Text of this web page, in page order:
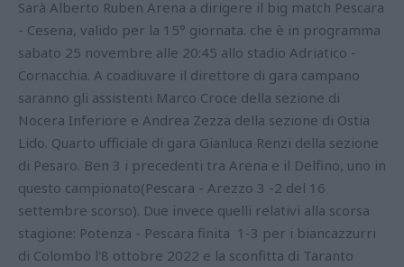
Sarà Alberto Ruben Arena a dirigere il big match Pescara
- Cesena, valido per la 15° giornata. che è in programma
sabato 25 novembre alle 20:45 allo stadio Adriatico -
Cornacchia. A coadiuvare il direttore di gara campano
saranno gli assistenti Marco Croce della sezione di
Nocera Inferiore e Andrea Zezza della sezione di Ostia
Lido. Quarto ufficiale di gara Gianluca Renzi della sezione
di Pesaro. Ben 3 i precedenti tra Arena e il Delfino, uno in
questo campionato(Pescara - Arezzo 3 -2 del 16
settembre scorso). Due invece quelli relativi alla scorsa
stagione: Potenza - Pescara finita 1-3 per i biancazzurri
di Colombo l'8 ottobre 2022 e la sconfitta di Taranto